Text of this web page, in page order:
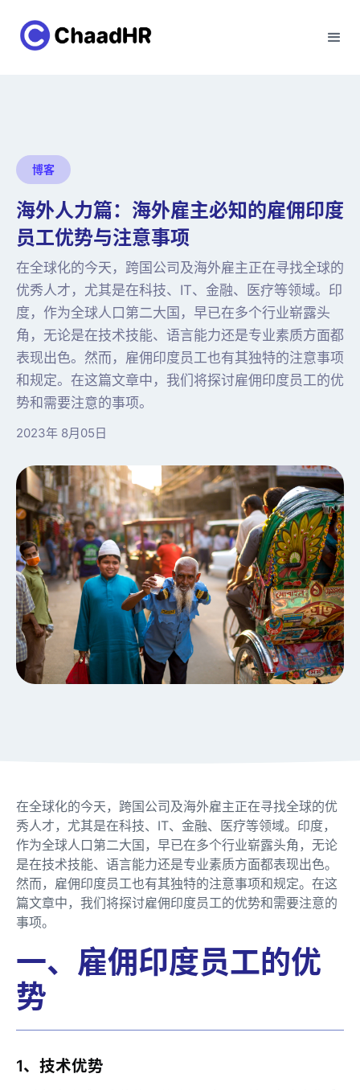
博客
海外人力篇：海外雇主必知的雇佣印度
员工优势与注意事项
在全球化的今天，跨国公司及海外雇主正在寻找全球的
优秀人才，尤其是在科技、IT、金融、医疗等领域。印
度，作为全球人口第二大国，早已在多个行业崭露头
角，无论是在技术技能、语言能力还是专业素质方面都
表现出色。然而，雇佣印度员工也有其独特的注意事项
和规定。在这篇文章中，我们将探讨雇佣印度员工的优
势和需要注意的事项。
2023年 8月05日
在全球化的今天，跨国公司及海外雇主正在寻找全球的优
秀人才，尤其是在科技、IT、金融、医疗等领域。印度，
作为全球人口第二大国，早已在多个行业崭露头角，无论
是在技术技能、语言能力还是专业素质方面都表现出色。
然而，雇佣印度员工也有其独特的注意事项和规定。在这
篇文章中，我们将探讨雇佣印度员工的优势和需要注意的
事项。
一、雇佣印度员工的优
势
1、技术优势